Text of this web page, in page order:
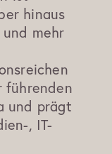
hinaus
mehr
führenden
und prägt
, IT-